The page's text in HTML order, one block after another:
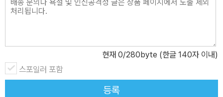
현재 0/280byte (한글 140자 이내)
스포일러 포함
등록